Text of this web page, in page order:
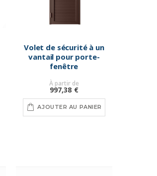
Volet de sécurité à un
vantail pour porte-
fenêtre
À partir de
997,38 €
AJOUTER AU PANIER